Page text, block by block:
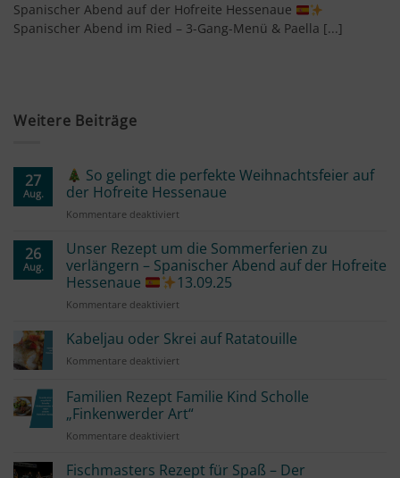
Spanischer Abend auf der Hofreite Hessenaue
Spanischer Abend im Ried – 3-Gang-Menü & Paella [...]
Weitere Beiträge
27
Aug.
So gelingt die perfekte Weihnachtsfeier auf
der Hofreite Hessenaue
Kommentare deaktiviert
So
gelingt
die
perfekte
der
26
Aug.
Unser Rezept um die Sommerferien zu
verlängern – Spanischer Abend auf der Hofreite
Hessenaue
13.09.25
Kommentare deaktiviert
Rezept
zu
verlängern
auf
Kabeljau oder Skrei auf Ratatouille
Kommentare deaktiviert
oder
Skrei
auf
Familien Rezept Familie Kind Scholle
„Finkenwerder Art“
Kommentare deaktiviert
Rezept
Fischmasters Rezept für Spaß – Der